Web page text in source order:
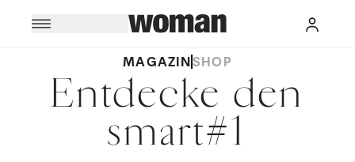
MAGAZINSHOP
Entdecke den
smart#1